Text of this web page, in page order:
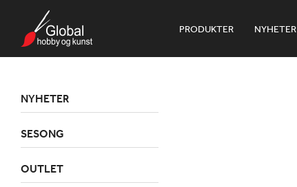
PRODUKTER NYHETER
NYHETER
SESONG
OUTLET